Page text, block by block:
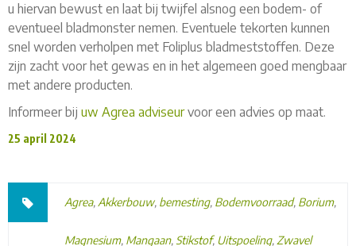
u hiervan bewust en laat bij twijfel alsnog een bodem- of
eventueel bladmonster nemen. Eventuele tekorten kunnen
snel worden verholpen met Foliplus bladmeststoffen. Deze
zijn zacht voor het gewas en in het algemeen goed mengbaar
met andere producten.
Informeer bij uw Agrea adviseurvoor een advies op maat.
25 april 2024
Agrea, Akkerbouw, bemesting, Bodemvoorraad, Borium,
Magnesium, Mangaan, Stikstof, Uitspoeling, Zwavel